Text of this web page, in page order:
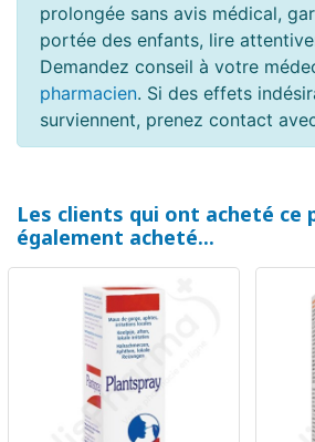
prolongée sans avis médical,
portée des enfants, lire
Demandez conseil à votre
pharmacien. Si des effets
surviennent, prenez contact
Les clients qui ont acheté ce
également acheté...